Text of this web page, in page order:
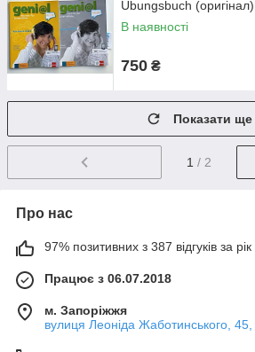
Übungsbuch (оригінал)
В наявності
750 ₴
Показати ще
1 / 2
Про нас
97% позитивних з 387 відгуків за рік
Працює з 06.07.2018
м. Запоріжжя
вулиця Леоніда Жаботинського,